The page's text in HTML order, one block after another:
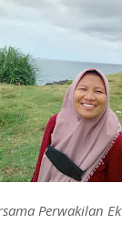
Perwakilan